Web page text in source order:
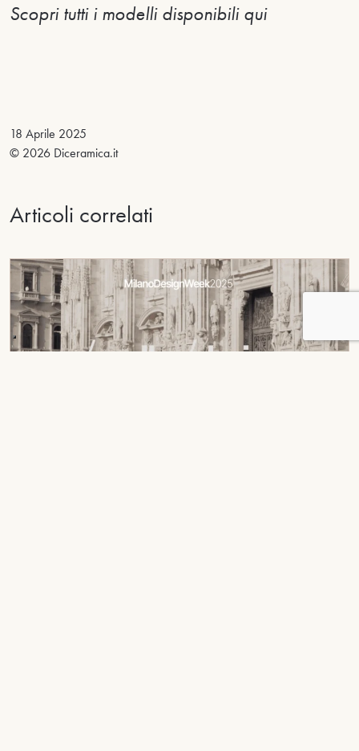
Scopri tutti i modelli disponibili qui
18 Aprile 2025
© 2026 Diceramica.it
Articoli correlati